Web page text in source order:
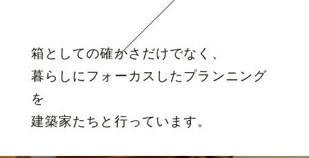
箱としての確かさだけでなく、
暮らしにフォーカスしたプランニング
を
建築家たちと行っています。